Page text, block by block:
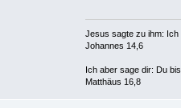
Jesus sagte zu ihm: Ich
Johannes 14,6
Ich aber sage dir: Du
Matthäus 16,8